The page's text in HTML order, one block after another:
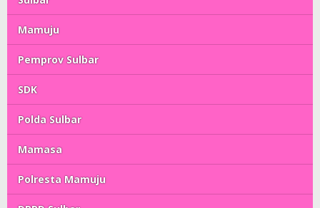
Mamuju
Pemprov Sulbar
SDK
Polda Sulbar
Mamasa
Polresta Mamuju